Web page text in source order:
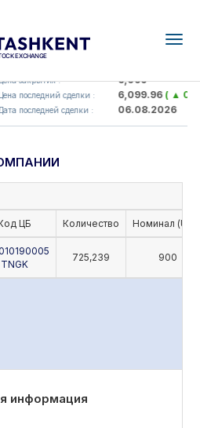
(<O'zmetkombinat> AJ)
закрытия : 6,099
последний сделки : 6,099.96( ▲ 0.08
последней сделки : 06.08.2026
ЦБ Количество Номинал
TNGK
725,239 900
информация